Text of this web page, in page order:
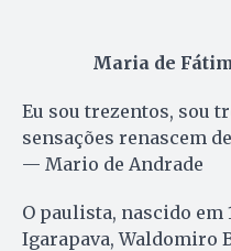
Maria de
Eu sou trezentos, sou
sensações renascem
— Mario de Andrade
O paulista, nascido em
Igarapava, Waldomiro